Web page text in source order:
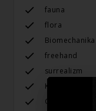
fauna
flora
Biomechanika
freehand
surrealizm
Kolor
Grafika